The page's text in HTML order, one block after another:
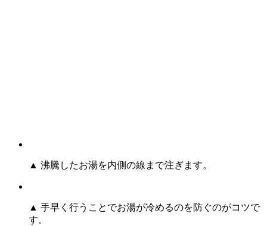
▲ 沸騰したお湯を内側の線まで注ぎます。
▲ 手早く行うことでお湯が冷めるのを防ぐのがコツで
す。